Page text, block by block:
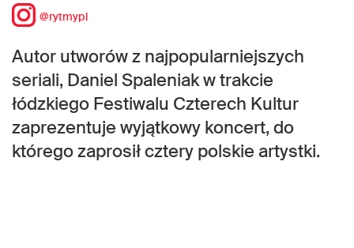
@rytmypl
Autor utworów z najpopularniejszych
seriali, Daniel Spaleniak w trakcie
łódzkiego Festiwalu Czterech Kultur
zaprezentuje wyjątkowy koncert, do
którego zaprosił cztery polskie artystki.